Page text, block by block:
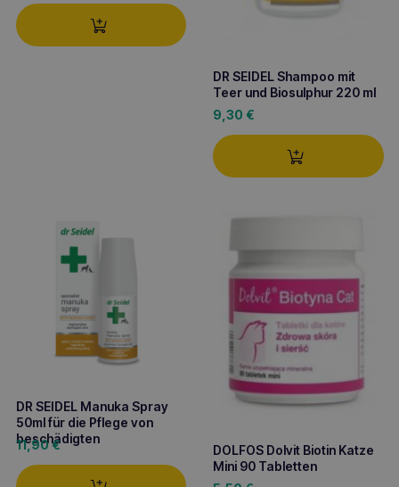
DR SEIDEL Shampoo mit
Teer und Biosulphur 220 ml
9,30 €
DR SEIDEL Manuka Spray
50ml für die Pflege von
beschädigten
11,90€
DOLFOS Dolvit Biotin Katze
Mini 90 Tabletten